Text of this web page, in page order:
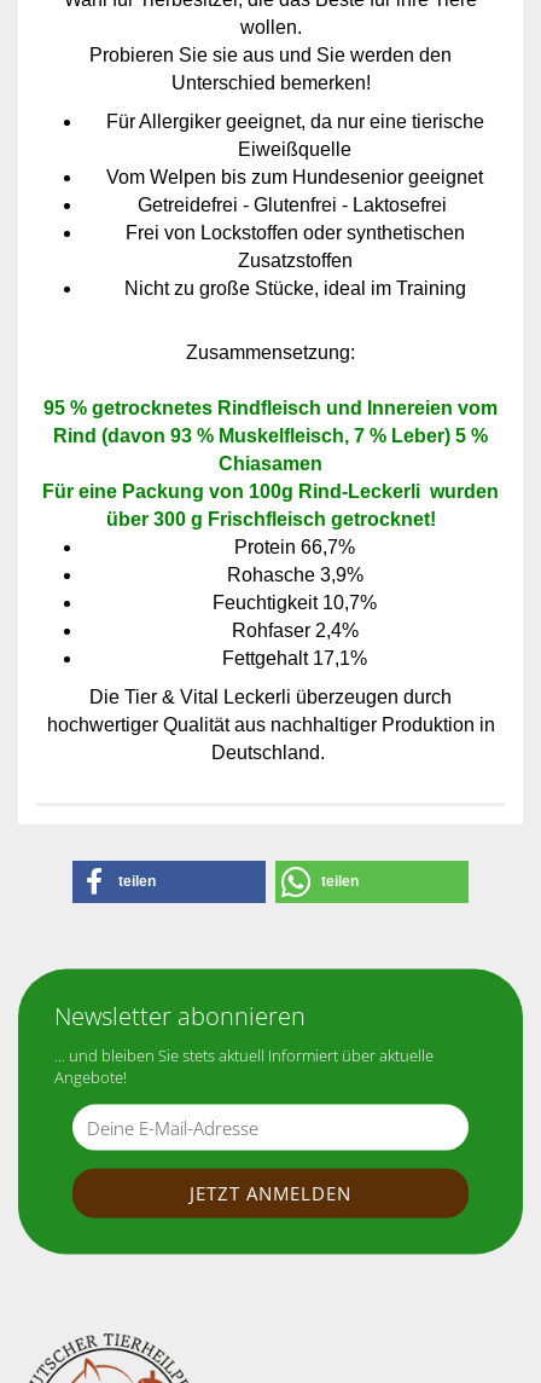
wollen.
Probieren Sie sie aus und Sie werden den
Unterschied bemerken!
Für Allergiker geeignet, da nur eine tierische
Eiweißquelle
Vom Welpen bis zum Hundesenior geeignet
Getreidefrei - Glutenfrei - Laktosefrei
Frei von Lockstoffen oder synthetischen
Zusatzstoffen
Nicht zu große Stücke, ideal im Training
Zusammensetzung:
95 % getrocknetes Rindfleisch und Innereien vom
Rind (davon 93 % Muskelfleisch, 7 % Leber) 5 %
Chiasamen
Für eine Packung von 100g Rind-Leckerli wurden
über 300 g Frischfleisch getrocknet!
Protein 66,7%
Rohasche 3,9%
Feuchtigkeit 10,7%
Rohfaser 2,4%
Fettgehalt 17,1%
Die Tier & Vital Leckerli überzeugen durch
hochwertiger Qualität aus nachhaltiger Produktion in
Deutschland.
teilen teilen
Newsletter abonnieren
... und bleiben Sie stets aktuell Informiert über aktuelle
Angebote!